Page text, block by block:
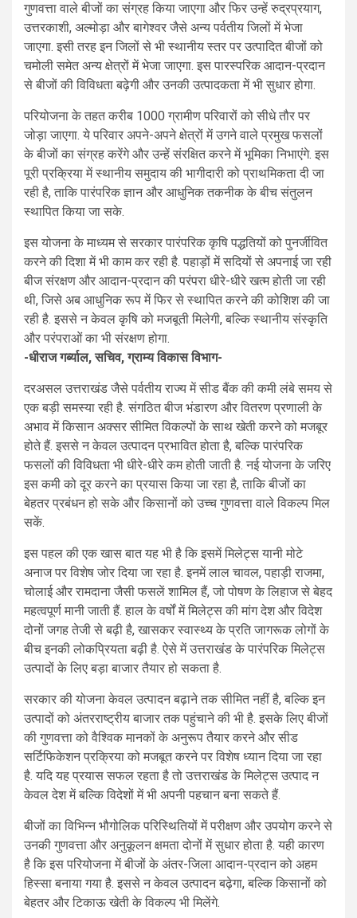
गुणवत्ता वाले बीजों का संग्रह किया जाएगा और फिर उन्हें रुद्रप्रयाग,
उत्तरकाशी, अल्मोड़ा और बागेश्वर जैसे अन्य पर्वतीय जिलों में भेजा
जाएगा. इसी तरह इन जिलों से भी स्थानीय स्तर पर उत्पादित बीजों को
चमोली समेत अन्य क्षेत्रों में भेजा जाएगा. इस पारस्परिक आदान-प्रदान
से बीजों की विविधता बढ़ेगी और उनकी उत्पादकता में भी सुधार होगा.
परियोजना के तहत करीब 1000 ग्रामीण परिवारों को सीधे तौर पर
जोड़ा जाएगा. ये परिवार अपने-अपने क्षेत्रों में उगने वाले प्रमुख फसलों
के बीजों का संग्रह करेंगे और उन्हें संरक्षित करने में भूमिका निभाएंगे. इस
पूरी प्रक्रिया में स्थानीय समुदाय की भागीदारी को प्राथमिकता दी जा
रही है, ताकि पारंपरिक ज्ञान और आधुनिक तकनीक के बीच संतुलन
स्थापित किया जा सके.
इस योजना के माध्यम से सरकार पारंपरिक कृषि पद्धतियों को पुनर्जीवित
करने की दिशा में भी काम कर रही है. पहाड़ों में सदियों से अपनाई जा रही
बीज संरक्षण और आदान-प्रदान की परंपरा धीरे-धीरे खत्म होती जा रही
थी, जिसे अब आधुनिक रूप में फिर से स्थापित करने की कोशिश की जा
रही है. इससे न केवल कृषि को मजबूती मिलेगी, बल्कि स्थानीय संस्कृति
और परंपराओं का भी संरक्षण होगा.
-धीराज गर्ब्याल, सचिव, ग्राम्य विकास विभाग-
दरअसल उत्तराखंड जैसे पर्वतीय राज्य में सीड बैंक की कमी लंबे समय से
एक बड़ी समस्या रही है. संगठित बीज भंडारण और वितरण प्रणाली के
अभाव में किसान अक्सर सीमित विकल्पों के साथ खेती करने को मजबूर
होते हैं. इससे न केवल उत्पादन प्रभावित होता है, बल्कि पारंपरिक
फसलों की विविधता भी धीरे-धीरे कम होती जाती है. नई योजना के जरिए
इस कमी को दूर करने का प्रयास किया जा रहा है, ताकि बीजों का
बेहतर प्रबंधन हो सके और किसानों को उच्च गुणवत्ता वाले विकल्प मिल
सकें.
इस पहल की एक खास बात यह भी है कि इसमें मिलेट्स यानी मोटे
अनाज पर विशेष जोर दिया जा रहा है. इनमें लाल चावल, पहाड़ी राजमा,
चोलाई और रामदाना जैसी फसलें शामिल हैं, जो पोषण के लिहाज से बेहद
महत्वपूर्ण मानी जाती हैं. हाल के वर्षों में मिलेट्स की मांग देश और विदेश
दोनों जगह तेजी से बढ़ी है, खासकर स्वास्थ्य के प्रति जागरूक लोगों के
बीच इनकी लोकप्रियता बढ़ी है. ऐसे में उत्तराखंड के पारंपरिक मिलेट्स
उत्पादों के लिए बड़ा बाजार तैयार हो सकता है.
सरकार की योजना केवल उत्पादन बढ़ाने तक सीमित नहीं है, बल्कि इन
उत्पादों को अंतरराष्ट्रीय बाजार तक पहुंचाने की भी है. इसके लिए बीजों
की गुणवत्ता को वैश्विक मानकों के अनुरूप तैयार करने और सीड
सर्टिफिकेशन प्रक्रिया को मजबूत करने पर विशेष ध्यान दिया जा रहा
है. यदि यह प्रयास सफल रहता है तो उत्तराखंड के मिलेट्स उत्पाद न
केवल देश में बल्कि विदेशों में भी अपनी पहचान बना सकते हैं.
बीजों का विभिन्न भौगोलिक परिस्थितियों में परीक्षण और उपयोग करने से
उनकी गुणवत्ता और अनुकूलन क्षमता दोनों में सुधार होता है. यही कारण
है कि इस परियोजना में बीजों के अंतर-जिला आदान-प्रदान को अहम
हिस्सा बनाया गया है. इससे न केवल उत्पादन बढ़ेगा, बल्कि किसानों को
बेहतर और टिकाऊ खेती के विकल्प भी मिलेंगे.